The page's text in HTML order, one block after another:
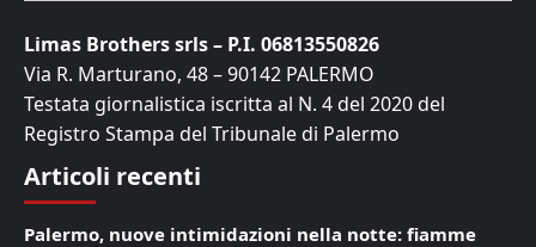
Limas Brothers srls – P.I. 06813550826
Via R. Marturano, 48 – 90142 PALERMO
Testata giornalistica iscritta al N. 4 del 2020 del
Registro Stampa del Tribunale di Palermo
Articoli recenti
Palermo, nuove intimidazioni nella notte: fiamme